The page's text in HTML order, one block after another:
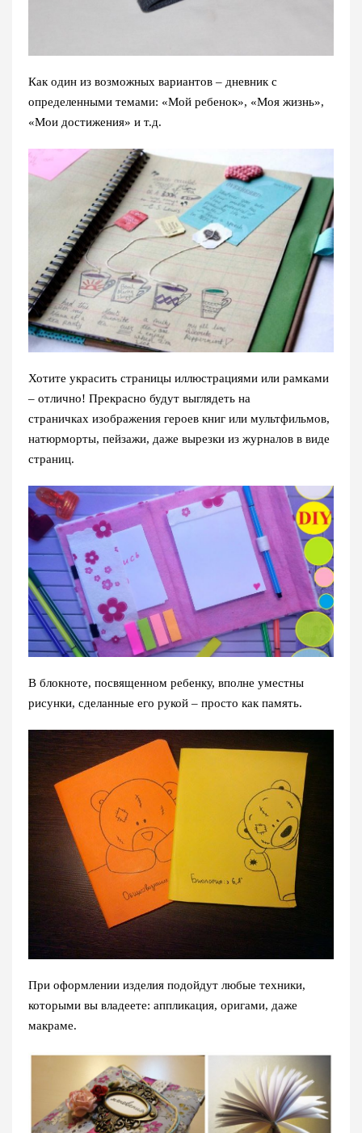
Как один из возможных вариантов – дневник с
определенными темами: «Мой ребенок», «Моя жизнь»,
«Мои достижения» и т.д.
Хотите украсить страницы иллюстрациями или рамками
– отлично! Прекрасно будут выглядеть на
страничках изображения героев книг или мультфильмов,
натюрморты, пейзажи, даже вырезки из журналов в виде
страниц.
В блокноте, посвященном ребенку, вполне уместны
рисунки, сделанные его рукой – просто как память.
При оформлении изделия подойдут любые техники,
которыми вы владеете: аппликация, оригами, даже
макраме.